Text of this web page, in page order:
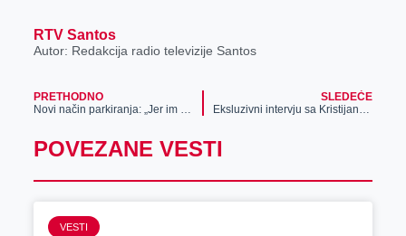
RTV Santos
Autor: Redakcija radio televizije Santos
PRETHODNO
Novi način parkiranja: „Jer im se može“
SLEDEĆE
Eksluzivni intervju sa Kristijanom Golubovićem u Zrenjaninu
POVEZANE VESTI
VESTI